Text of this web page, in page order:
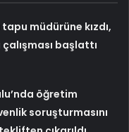
müdürüne kızdı,
başlattı
öğretim
soruşturmasını